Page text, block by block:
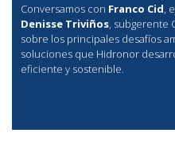
Conversamos con Franco Cid,
Denisse Triviños, subgerente
sobre los principales desafíos
soluciones que Hidronor
eficiente y sostenible.